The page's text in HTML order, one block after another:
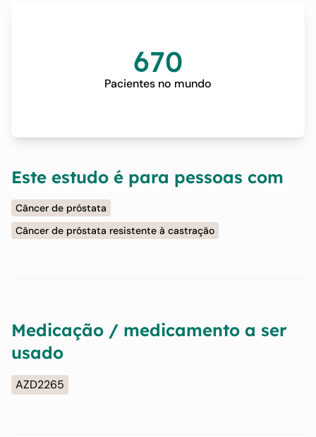
670
Pacientes no mundo
Este estudo é para pessoas com
Câncer de próstata
Câncer de próstata resistente à castração
Medicação / medicamento a ser
usado
AZD2265